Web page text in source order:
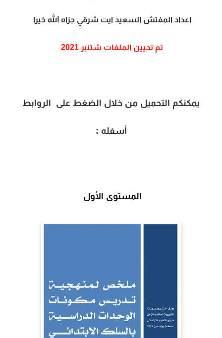
اعداد المفتش السعيد ايت شرقي جزاه الله خيرا
تم تحيين الملفات شتنبر 2021
يمكنكم التحميل من خلال الضغط على الروابط
أسفله :
المستوى الأول